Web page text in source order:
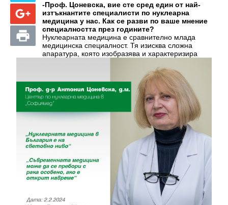
-Проф. Цоневска, вие сте сред един от най-
изтъкнантите специалисти по нуклеарна
медицина у нас. Как се разви по ваше мнение
специалността през годините?
Нуклеарната медицина е сравнително млада
медицинска специалност. Тя изисква сложна
апаратура, която изобразява и характеризира